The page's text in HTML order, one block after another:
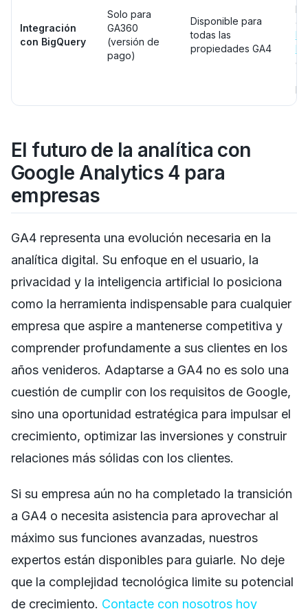
Integración
con BigQuery
Solo para
GA360
(versión de
pago)
Disponible para
todas las
propiedades GA4
El futuro de la analítica con
Google Analytics 4 para
empresas
GA4 representa una evolución necesaria en la
analítica digital. Su enfoque en el usuario, la
privacidad y la inteligencia artificial lo posiciona
como la herramienta indispensable para cualquier
empresa que aspire a mantenerse competitiva y
comprender profundamente a sus clientes en los
años venideros. Adaptarse a GA4 no es solo una
cuestión de cumplir con los requisitos de Google,
sino una oportunidad estratégica para impulsar el
crecimiento, optimizar las inversiones y construir
relaciones más sólidas con los clientes.
Si su empresa aún no ha completado la transición
a GA4 o necesita asistencia para aprovechar al
máximo sus funciones avanzadas, nuestros
expertos están disponibles para guiarle. No deje
que la complejidad tecnológica limite su potencial
de crecimiento. Contacte con nosotros hoy